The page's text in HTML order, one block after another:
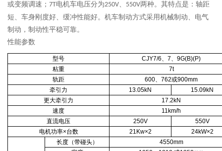
或变频调速； 7T电机车电压分为250V、 550V两种。其特点是：轴距
短、车身刚度好、缓冲性能好。机车制动方式采用机械制动、电气
制动，制动性平稳可靠。
性能参数
型号
CJY7/6、7、9G(B)(P)
粘重
7t
轨距
600、762或900mm
牵引力
13.05kN
15.09kN
更大牵引力
17.2kN
速度
11km/h
直流电压
250V
550V
电机功率×台数
21Kw×2 24kW×2
长度（带碰头）
4550mm